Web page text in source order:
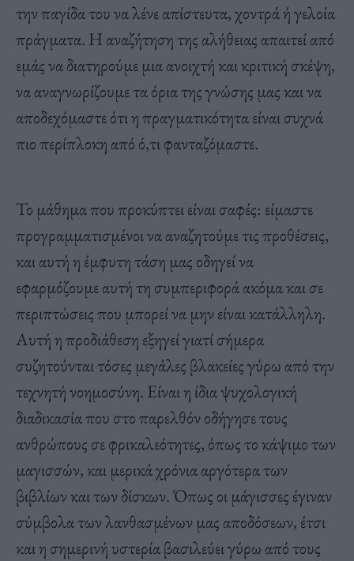
την παγίδα του να λένε απίστευτα, χοντρά ή γελοία
πράγματα. Η αναζήτηση της αλήθειας απαιτεί από
εμάς να διατηρούμε μια ανοιχτή και κριτική σκέψη,
να αναγνωρίζουμε τα όρια της γνώσης μας και να
αποδεχόμαστε ότι η πραγματικότητα είναι συχνά
πιο περίπλοκη από ό,τι φανταζόμαστε.
Το μάθημα που προκύπτει είναι σαφές: είμαστε
προγραμματισμένοι να αναζητούμε τις προθέσεις,
και αυτή η έμφυτη τάση μας οδηγεί να
εφαρμόζουμε αυτή τη συμπεριφορά ακόμα και σε
περιπτώσεις που μπορεί να μην είναι κατάλληλη.
Αυτή η προδιάθεση εξηγεί γιατί σήμερα
συζητούνται τόσες μεγάλες βλακείες γύρω από την
τεχνητή νοημοσύνη. Είναι η ίδια ψυχολογική
διαδικασία που στο παρελθόν οδήγησε τους
ανθρώπους σε φρικαλεότητες, όπως το κάψιμο των
μαγισσών, και μερικά χρόνια αργότερα των
βιβλίων και των δίσκων. Όπως οι μάγισσες έγιναν
σύμβολα των λανθασμένων μας αποδόσεων, έτσι
και η σημερινή υστερία βασιλεύει γύρω από τους